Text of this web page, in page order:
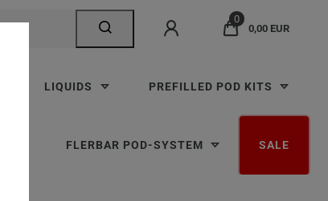
0
0,00 EUR
LIQUIDS PREFILLED POD KITS
FLERBAR POD-SYSTEM SALE